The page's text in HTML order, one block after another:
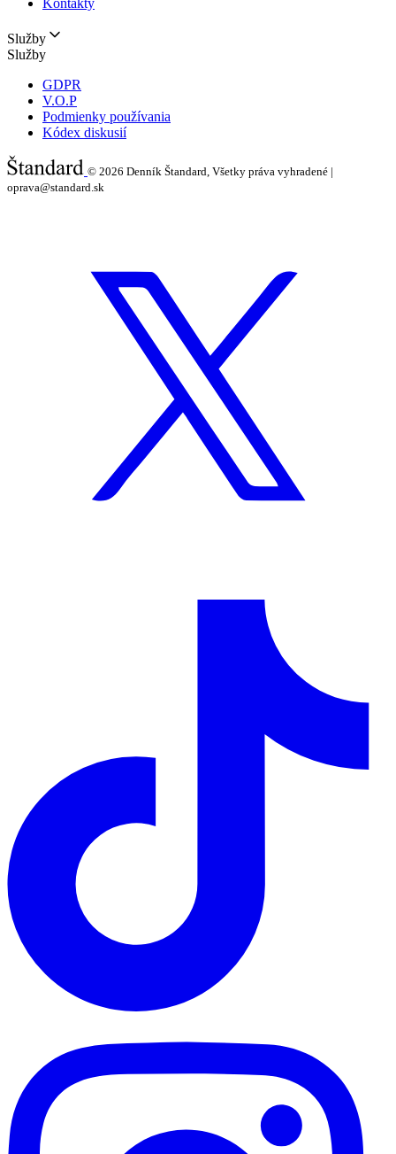
Kontakty
Služby
Služby
GDPR
V.O.P
Podmienky používania
Kódex diskusií
© 2026 Denník Štandard, Všetky práva vyhradené |
oprava@standard.sk